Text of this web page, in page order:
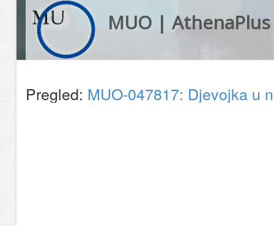
MUO | AthenaPlus
Pregled: MUO-047817: Djevojka u